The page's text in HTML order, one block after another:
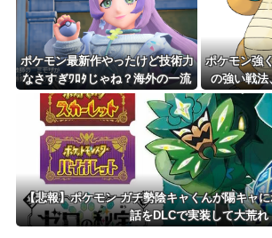
ポケモン最新作やったけど技術力
なさすぎﾜﾛﾀじゃね？海外の一流
ゲームメーカーに権利を売ってし
まえばいいのに
ポケモン強
の強い戦法
【悲報】ポケモン ガチ勢陰キャくんが陽キャ
話をDLCで実装して大荒れ